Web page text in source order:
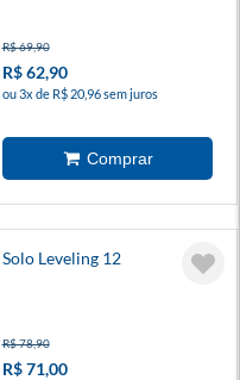
R$ 69,90
R$ 62,90
ou 3x de R$ 20,96 sem juros
Solo Leveling 12
R$ 78,90
R$ 71,00